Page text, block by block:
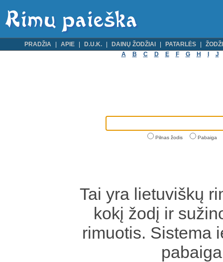
PRADŽIA APIE D.U.K. DAINŲ ŽODŽIAI PATARLĖS
A
B C D E F G H J
Pilnas žodis Pabaiga
Tai yra lietuviškų
kokį žodį ir
rimuotis. Sistema